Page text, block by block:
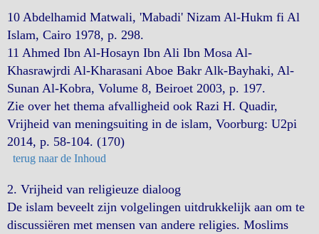
10 Abdelhamid Matwali, 'Mabadi' Nizam Al-Hukm fi Al
Islam, Cairo 1978, p. 298.
11 Ahmed Ibn Al-Hosayn Ibn Ali Ibn Mosa Al-
Khasrawjrdi Al-Kharasani Aboe Bakr Alk-Bayhaki, Al-
Sunan Al-Kobra, Volume 8, Beiroet 2003, p. 197.
Zie over het thema afvalligheid ook Razi H. Quadir,
Vrijheid van meningsuiting in de islam, Voorburg: U2pi
2014, p. 58-104. (170)
terug naar de Inhoud
2. Vrijheid van religieuze dialoog
De islam beveelt zijn volgelingen uitdrukkelijk aan om te
discussiëren met mensen van andere religies. Moslims